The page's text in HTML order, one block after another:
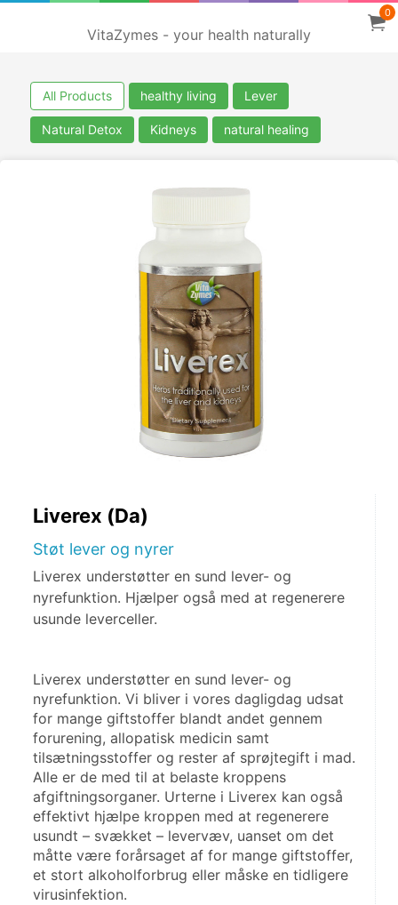
VitaZymes - your health naturally
0
All Products healthy living Lever
Natural Detox Kidneys natural healing
Liverex (Da)
Støt lever og nyrer
Liverex understøtter en sund lever- og
nyrefunktion. Hjælper også med at regenerere
usunde leverceller.
Liverex understøtter en sund lever- og
nyrefunktion. Vi bliver i vores dagligdag udsat
for mange giftstoffer blandt andet gennem
forurening, allopatisk medicin samt
tilsætningsstoffer og rester af sprøjtegift i mad.
Alle er de med til at belaste kroppens
afgiftningsorganer. Urterne i Liverex kan også
effektivt hjælpe kroppen med at regenerere
usundt – svækket – levervæv, uanset om det
måtte være forårsaget af for mange giftstoffer,
et stort alkoholforbrug eller måske en tidligere
virusinfektion.